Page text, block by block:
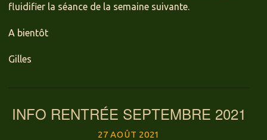
fluidifier la séance de la semaine suivante.
A bientôt
Gilles
INFO RENTRÉE SEPTEMBRE 2021
27 AOÛT 2021